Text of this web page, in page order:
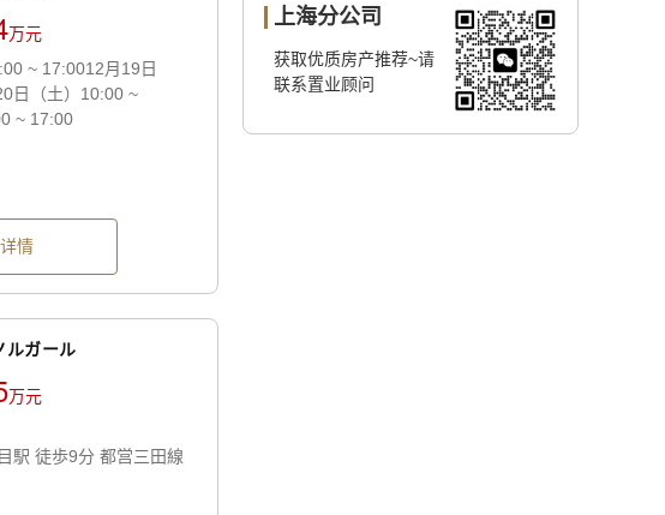
万元
~ 17:0012月19日
日（土）10:00 ~
~ 17:00
情
ルガール
万元
駅 徒歩9分 都営三田線
上海分公司
获取优质房产推荐~请
联系置业顾问